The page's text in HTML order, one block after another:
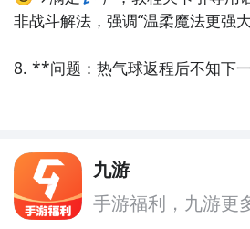
非战斗解法，强调“温柔魔法更强大
8. **问题：热气球返程后不知下
九游
手游福利，九游更